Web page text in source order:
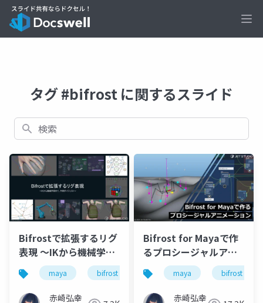
タグ #bifrost に関するスライド
検索
Bifrostで拡張するリグ
表現 ～IKから機械学習
まで、作例ダイジェス
ト～
maya bifrost rigging animation
赤崎弘幸
Bifrost for Mayaで作
るプロシージャルアニ
メーション
maya bifrost
赤崎弘幸